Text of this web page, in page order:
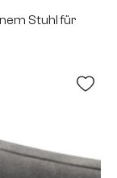
Stuhl für